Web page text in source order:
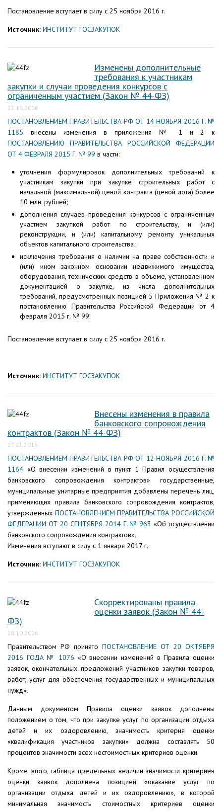
Постановление вступает в силу с 25 ноября 2016 г.
Источник: ИНСТИТУТ ГОСЗАКУПОК
Изменены дополнительные
требования к участникам
закупки и случаи проведения конкурсов с
ограниченным участием (Закон № 44-ФЗ)
22.11.2016
ПОСТАНОВЛЕНИЕМ ПРАВИТЕЛЬСТВА РФ ОТ 14 НОЯБРЯ 2016 Г. №
1185 внесены изменения в приложения № 1 и 2 к
ПОСТАНОВЛЕНИЮ ПРАВИТЕЛЬСТВА РОССИЙСКОЙ ФЕДЕРАЦИИ
ОТ 4 ФЕВРАЛЯ 2015 Г. № 99 в части:
уточнения формулировок дополнительных требований к
участникам закупки при закупке строительных работ с
начальной (максимальной) ценой контракта (ценой лота) более
10 млн. рублей;
дополнения случаев проведения конкурсов с ограниченным
участием закупкой работ по строительству, и (или)
реконструкции, и (или) капитальному ремонту уникальных
объектов капитального строительства;
исключения требования о наличии на праве собственности и
(или) ином законном основании недвижимого имущества,
оборудования, технических средств в объеме, установленном
документацией о закупке, из числа дополнительных
требований, предусмотренных позицией 5 Приложения № 2 к
постановлению Правительства Российской Федерации от 4
февраля 2015 г. № 99.
Постановление вступает в силу с 25 ноября 2016 г.
Источник: ИНСТИТУТ ГОСЗАКУПОК
Внесены изменения в правила
банковского сопровождения
контрактов (Закон № 44-ФЗ)
17.11.2016
ПОСТАНОВЛЕНИЕМ ПРАВИТЕЛЬСТВА РФ ОТ 12 НОЯБРЯ 2016 Г. №
1164 «О внесении изменений в пункт 1 Правил осуществления
банковского сопровождения контрактов» государственные,
муниципальные унитарные предприятия добавлены перечень лиц,
применяющих правила банковского сопровождения контрактов,
утвержденных ПОСТАНОВЛЕНИЕМ ПРАВИТЕЛЬСТВА РОССИЙСКОЙ
ФЕДЕРАЦИИ ОТ 20 СЕНТЯБРЯ 2014 Г. № 963 «Об осуществлении
банковского сопровождения контрактов».
Изменения вступают в силу с 1 января 2017 г.
Источник: ИНСТИТУТ ГОСЗАКУПОК
Скорректированы правила
оценки заявок (Закон № 44-
ФЗ)
28.10.2016
Правительством РФ принято ПОСТАНОВЛЕНИЕ ОТ 20 ОКТЯБРЯ
2016 ГОДА № 1076 «О внесении изменений в Правила оценки
заявок, окончательных предложений участников закупки товаров,
работ, услуг для обеспечения государственных и муниципальных
нужд».
Данным документом Правила оценки заявок дополнены
положением о том, что при закупке услуг по организации отдыха
детей и их оздоровлению, значимость критерия оценки
«квалификация участников закупки» должна составлять 50
процентов значимости всех нестоимостных критериев оценки.
Кроме этого, таблица предельных величин значимости критериев
оценки заявок дополнена позицией «оказание услуг по
организации отдыха детей и их оздоровлению», в которой
минимальная значимость стоимостных критериев оценки